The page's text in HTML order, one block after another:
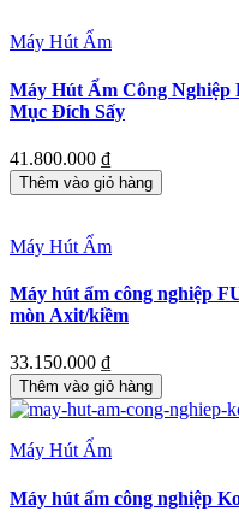
Máy Hút Ẩm
Máy Hút Ẩm Công Nghiệp
Mục Đích Sấy
41.800.000 ₫
Thêm vào giỏ hàng
Máy Hút Ẩm
Máy hút ẩm công nghiệp
mòn Axit/kiềm
33.150.000 ₫
Thêm vào giỏ hàng
Máy Hút Ẩm
Máy hút ẩm công nghiệp